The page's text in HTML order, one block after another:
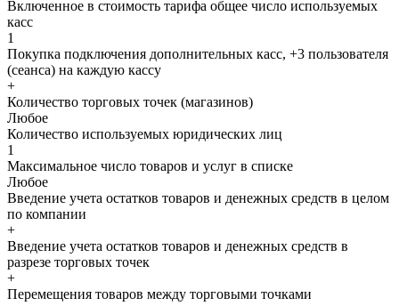
Включенное в стоимость тарифа общее число используемых
касс
1
Покупка подключения дополнительных касс, +3 пользователя
(сеанса) на каждую кассу
+
Количество торговых точек (магазинов)
Любое
Количество используемых юридических лиц
1
Максимальное число товаров и услуг в списке
Любое
Введение учета остатков товаров и денежных средств в целом
по компании
+
Введение учета остатков товаров и денежных средств в
разрезе торговых точек
+
Перемещения товаров между торговыми точками